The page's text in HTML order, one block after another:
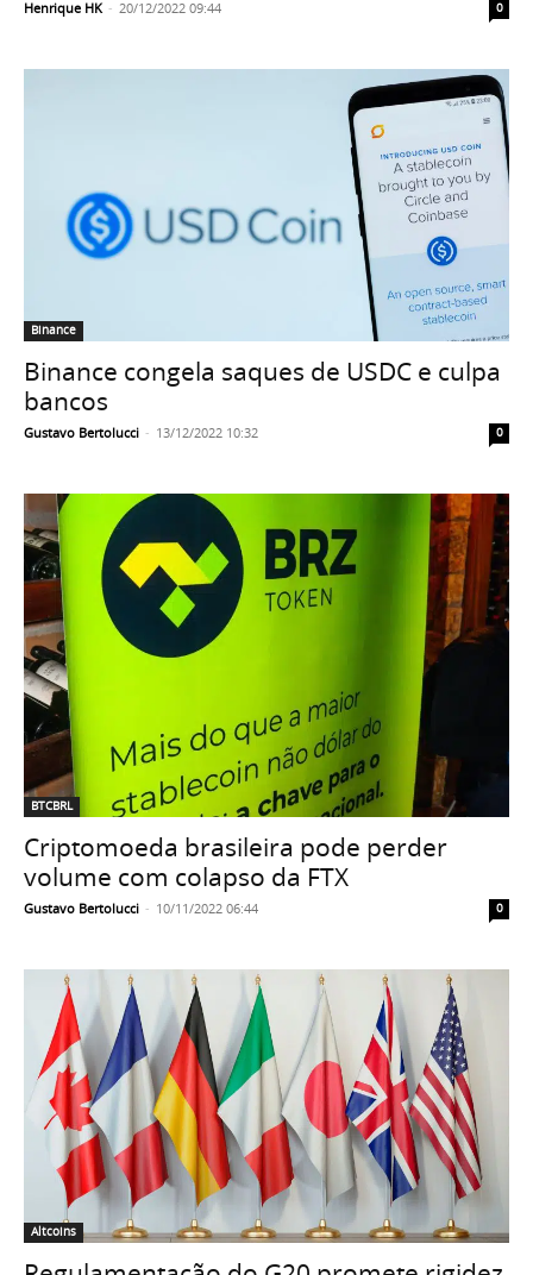
Henrique HK - 20/12/2022 09:44 0
Binance
Binance congela saques de USDC e culpa
bancos
Gustavo Bertolucci - 13/12/2022 10:32 0
BTCBRL
Criptomoeda brasileira pode perder
volume com colapso da FTX
Gustavo Bertolucci - 10/11/2022 06:44 0
Altcoins